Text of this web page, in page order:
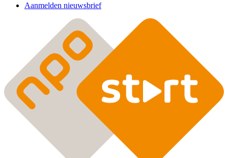
Aanmelden nieuwsbrief